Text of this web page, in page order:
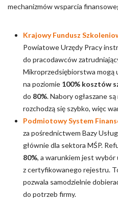
mechanizmów wsparcia
Krajowy Fundusz
Powiatowe Urzędy Pracy
do pracodawców
Mikroprzedsiębiorstwa mogą
na poziomie 100% kosztów
do 80%. Nabory ogłaszane
rozchodzą się szybko, więc
Podmiotowy System
za pośrednictwem Bazy
głównie dla sektora MŚP.
80%, a warunkiem jest wybór
z certyfikowanego rejestru.
pozwala samodzielnie
do potrzeb firmy.